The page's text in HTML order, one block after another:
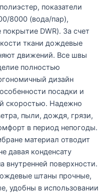
показатели
8000 (вода/пар),
DWR). За счет
ткани дождевые
движений. Все швы
полностью
дизайн
посадки и
скоростью. Надежно
пыли, дождя, грязи,
в период непогоды.
материал отводит
давая конденсату
внутренней поверхности.
штаны прочные,
удобны в использовании